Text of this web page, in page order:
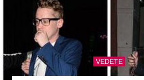
VEDETE